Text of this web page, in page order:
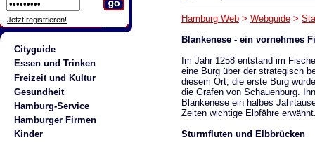
Jetzt registrieren!
Cityguide
Essen und Trinken
Freizeit und Kultur
Gesundheit
Hamburg-Service
Hamburger Firmen
Kinder
Hamburg Web > Webguide >
Blankenese - ein vornehmes
Im Jahr 1258 entstand im
eine Burg über der strategisch
diesem Ort, die erste Burg
die Grafen von Schauenburg.
Blankenese ein halbes
Zeiten wichtige Elbfähre
Sturmfluten und Elbbrücken